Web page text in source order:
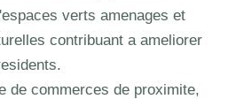
verts amenages et
contribuant a ameliorer
de commerces de proximite,